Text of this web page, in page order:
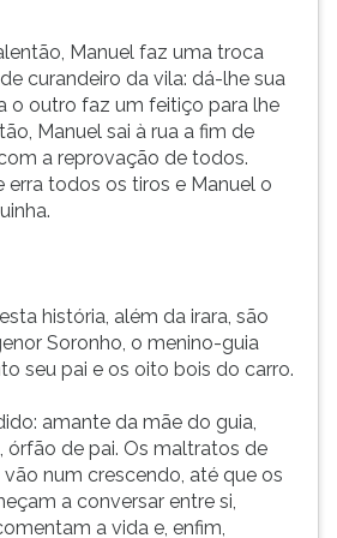
Manuel faz uma troca
curandeiro da vila: dá-lhe sua
o outro faz um feitiço para lhe
Manuel sai à rua a fim de
a reprovação de todos.
todos os tiros e Manuel o
história, além da irara, são
Soronho, o menino-guia
seu pai e os oito bois do carro.
amante da mãe do guia,
órfão de pai. Os maltratos de
num crescendo, até que os
a conversar entre si,
a vida e, enfim,